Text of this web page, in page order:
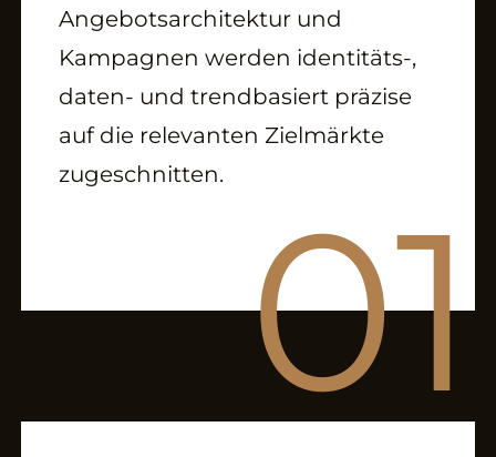
Angebotsarchitektur und
Kampagnen werden identitäts-,
daten- und trendbasiert präzise
auf die relevanten Zielmärkte
zugeschnitten.
01
Karriere
SERVICES
Consulting
Kommunikation